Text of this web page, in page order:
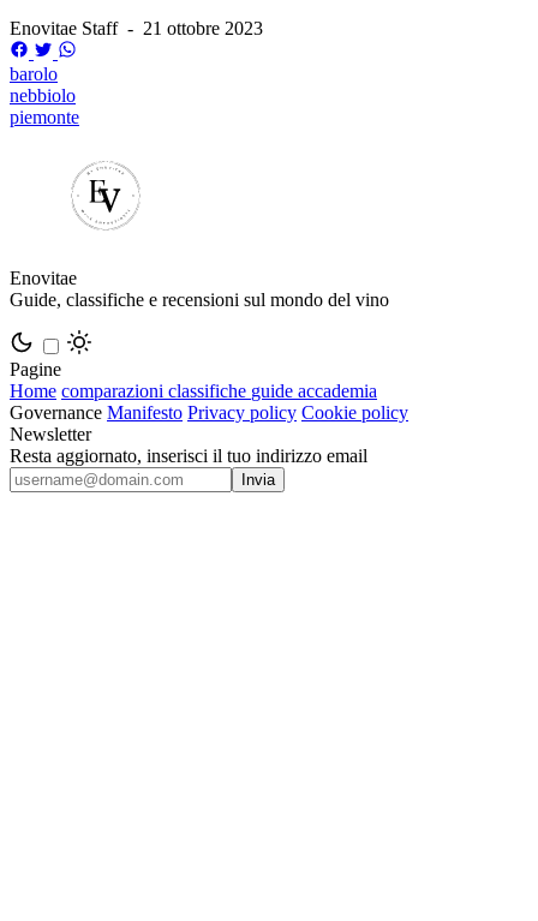
Enovitae Staff - 21 ottobre 2023
barolo
nebbiolo
piemonte
Enovitae
Guide, classifiche e recensioni sul mondo del vino
Pagine
Home comparazioni classifiche guide accademia
Governance Manifesto Privacy policy Cookie policy
Newsletter
Resta aggiornato, inserisci il tuo indirizzo email
Invia